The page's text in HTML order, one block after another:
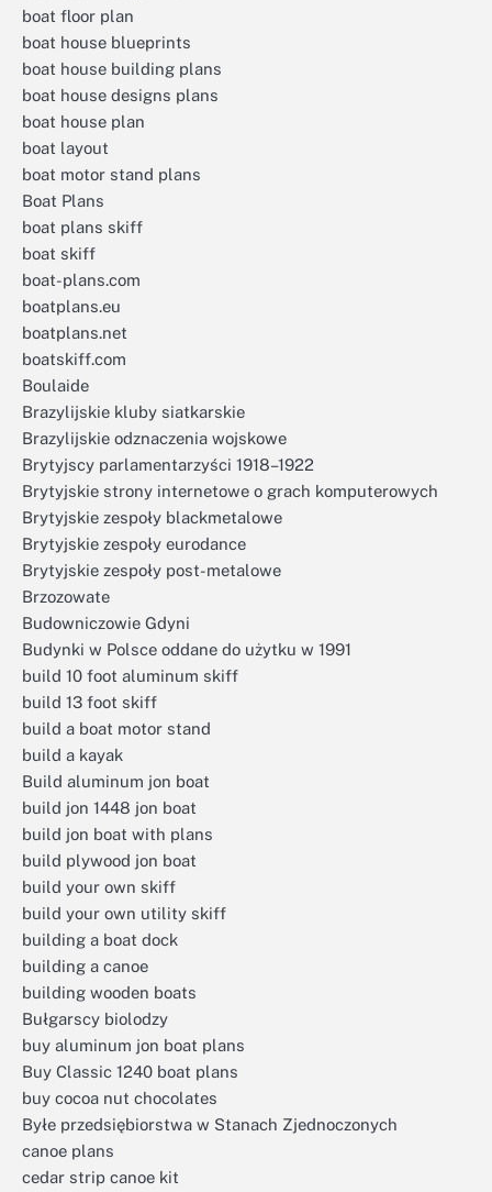
boat floor plan
boat house blueprints
boat house building plans
boat house designs plans
boat house plan
boat layout
boat motor stand plans
Boat Plans
boat plans skiff
boat skiff
boat-plans.com
boatplans.eu
boatplans.net
boatskiff.com
Boulaide
Brazylijskie kluby siatkarskie
Brazylijskie odznaczenia wojskowe
Brytyjscy parlamentarzyści 1918–1922
Brytyjskie strony internetowe o grach komputerowych
Brytyjskie zespoły blackmetalowe
Brytyjskie zespoły eurodance
Brytyjskie zespoły post-metalowe
Brzozowate
Budowniczowie Gdyni
Budynki w Polsce oddane do użytku w 1991
build 10 foot aluminum skiff
build 13 foot skiff
build a boat motor stand
build a kayak
Build aluminum jon boat
build jon 1448 jon boat
build jon boat with plans
build plywood jon boat
build your own skiff
build your own utility skiff
building a boat dock
building a canoe
building wooden boats
Bułgarscy biolodzy
buy aluminum jon boat plans
Buy Classic 1240 boat plans
buy cocoa nut chocolates
Byłe przedsiębiorstwa w Stanach Zjednoczonych
canoe plans
cedar strip canoe kit